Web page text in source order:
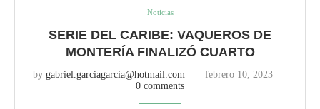
Noticias
SERIE DEL CARIBE: VAQUEROS DE
MONTERÍA FINALIZÓ CUARTO
by gabriel.garciagarcia@hotmail.com
febrero 10, 2023
0 comments